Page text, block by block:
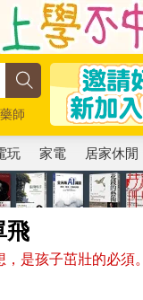
師
玩 家電 居家休閒
飛
是孩子茁壯的必須。